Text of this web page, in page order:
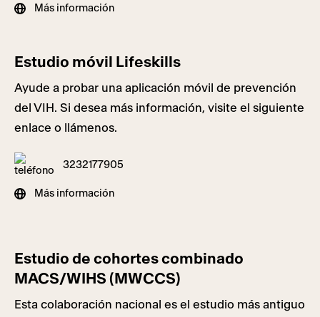
Más información
Estudio móvil Lifeskills
Ayude a probar una aplicación móvil de prevención
del VIH. Si desea más información, visite el siguiente
enlace o llámenos.
3232177905
Más información
Estudio de cohortes combinado
MACS/WIHS (MWCCS)
Esta colaboración nacional es el estudio más antiguo